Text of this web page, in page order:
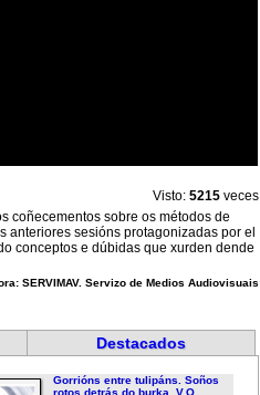
Visto: 5215 veces
coñecementos sobre os métodos de
anteriores sesións protagonizadas por el
conceptos e dúbidas que xurden dende
SERVIMAV. Servizo de Medios Audiovisuais
Destacados
Gorrións entre tulipáns. Soños
rotos detrás do burka. V.O....